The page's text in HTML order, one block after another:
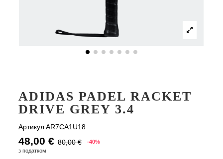
ADIDAS PADEL RACKET
DRIVE GREY 3.4
Артикул AR7CA1U18
48,00 € 80,00 €
-40%
з податком